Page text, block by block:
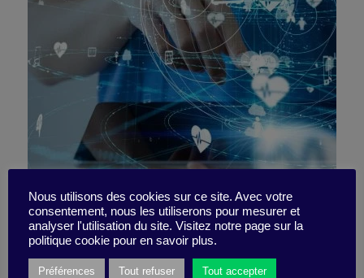
Leveraging data to improve
healthcare
Nous utilisons des cookies sur ce site. Avec votre
consentement, nous les utiliserons pour mesurer et
analyser l'utilisation du site. Visitez notre page sur la
politique cookie pour en savoir plus.
Préférences Tout refuser Tout accepter